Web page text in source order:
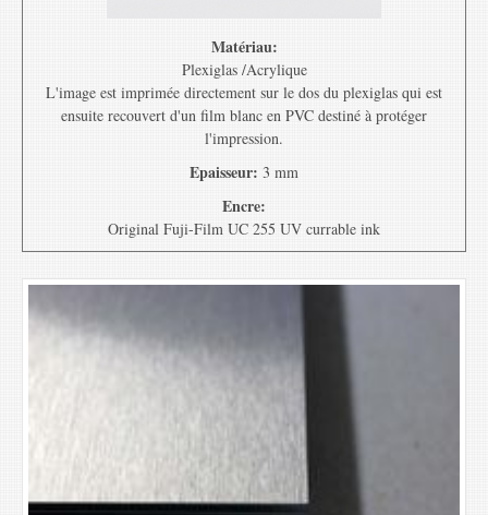
Matériau:
Plexiglas /Acrylique
L'image est imprimée directement sur le dos du plexiglas qui est
ensuite recouvert d'un film blanc en PVC destiné à protéger
l'impression.
Epaisseur: 3 mm
Encre:
Original Fuji-Film UC 255 UV currable ink